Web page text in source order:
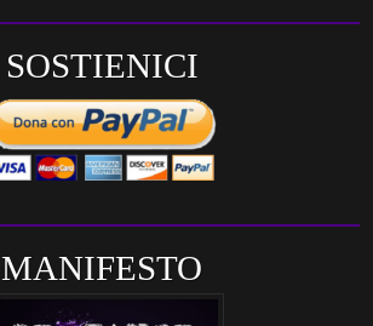
SOSTIENICI
MANIFESTO